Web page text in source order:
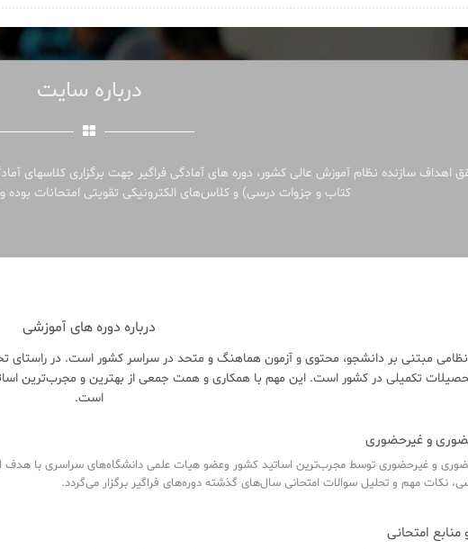
درباره سایت
اهداف سازنده نظام آموزش عالی کشور، دوره های آمادگی فراگیر جهت برگزاری کلاسهای
کتاب و جزوات درسی) و کلاس‌های الکترونیکی تقویتی امتحانات بوده و
درباره دوره های آموزشی
مبتنی بر دانشجو، محتوی و آزمون هماهنگ و متحد در سراسر کشور است. در راستای
تکمیلی در کشور است. این مهم با همکاری و همت جمعی از بهترین و مجرب‌ترین
است.
و غیرحضوری
و غیرحضوری توسط مجرب‌ترین اساتید کشور وعضو هیات علمی دانشگاه‌های سراسری با هدف
نکات مهم و تحلیل سوالات امتحانی سال‌های گذشته دوره‌های فراگیر برگزار می‌گردد.
منابع امتحانی